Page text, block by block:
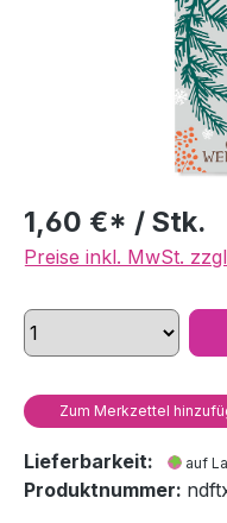
1,60 €* / Stk.
Preise inkl. MwSt.
Zum Merkzettel
Lieferbarkeit: auf
Produktnummer: